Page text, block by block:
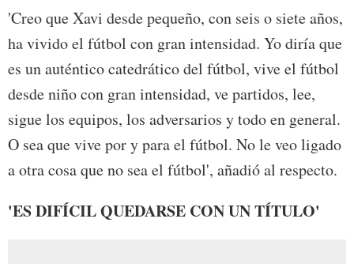
'Creo que Xavi desde pequeño, con seis o siete años,
ha vivido el fútbol con gran intensidad. Yo diría que
es un auténtico catedrático del fútbol, vive el fútbol
desde niño con gran intensidad, ve partidos, lee,
sigue los equipos, los adversarios y todo en general.
O sea que vive por y para el fútbol. No le veo ligado
a otra cosa que no sea el fútbol', añadió al respecto.
'ES DIFÍCIL QUEDARSE CON UN TÍTULO'